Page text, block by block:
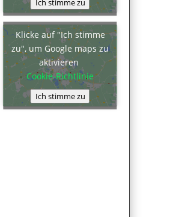
Ich stimme zu
Klicke auf "Ich stimme
zu", um Google maps zu
aktivieren
Cookie-Richtlinie
Ich stimme zu